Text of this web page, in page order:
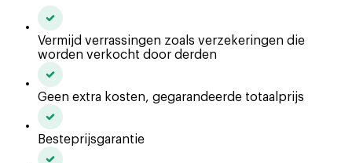
Vermijd verrassingen zoals verzekeringen die
worden verkocht door derden
Geen extra kosten, gegarandeerde totaalprijs
Besteprijsgarantie